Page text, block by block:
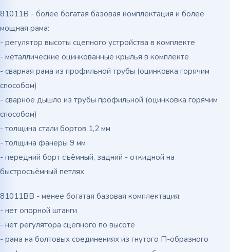
81011В - более богатая базовая комплектация и более
мощная рама:
- регулятор высоты сцепного устройства в комплекте
- металлические оцинкованные крылья в комплекте
- сварная рама из профильной трубы (оцинковка горячим
способом)
- сварное дышло из трубы профильной (оцинковка горячим
способом)
- толщина стали бортов 1,2 мм
- толщина фанеры 9 мм
- передний борт съёмный, задний - откидной на
быстросъёмный петлях
81011BВ - менее богатая базовая комплектация:
- нет опорной штанги
- нет регулятора сцепного по высоте
- рама на болтовых соединениях из гнутого П-образного